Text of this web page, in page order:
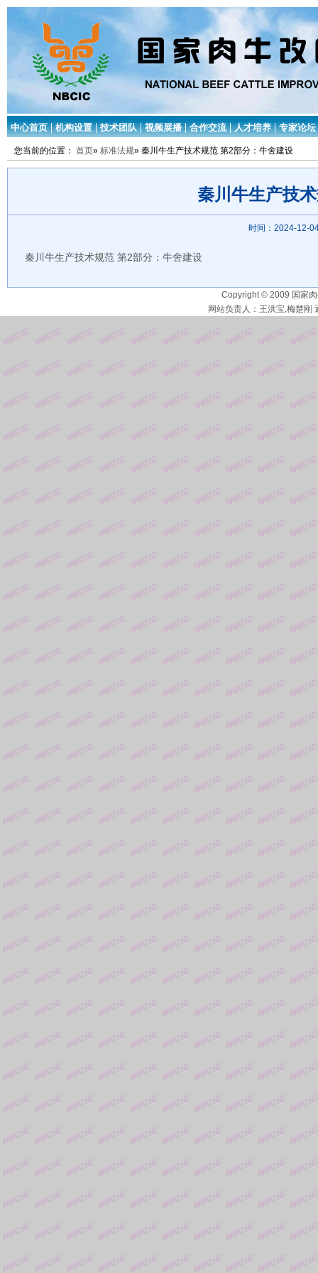
中心首页 机构设置 技术团队 视频展播 合作交流 人才培养 专家论坛
您当前的位置： 首页» 标准法规» 秦川牛生产技术规范 第2部分：牛舍建设
秦川牛生产技
时间：2024-12-
秦川牛生产技术规范 第2部分：牛舍建设
Copyright © 2009 国家
网站负责人：王洪宝,梅楚刚